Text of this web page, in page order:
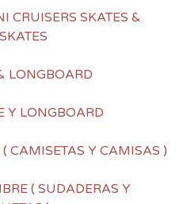
CRUISERS SKATES &
LONGBOARD
Y LONGBOARD
CAMISETAS Y CAMISAS )
( SUDADERAS Y